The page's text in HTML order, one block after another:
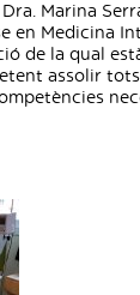
Marina
en Medicina
de la qual
assolir